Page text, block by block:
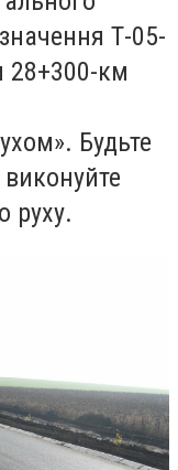
Т-05-
28+300-км
Будьте
руху.